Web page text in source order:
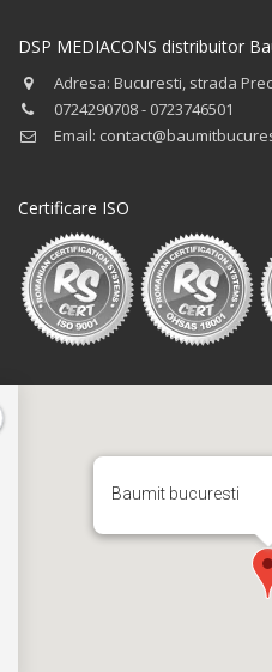
DSP MEDIACONS distribuitor
Adresa: Bucuresti, strada
0724290708 - 0723746501
Email:
Certificare ISO
Baumit bucuresti